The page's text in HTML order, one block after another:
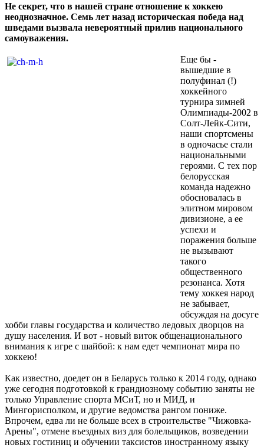
Не секрет, что в нашей стране отношение к хоккею
неоднозначное. Семь лет назад историческая победа над
шведами вызвала невероятный прилив национального
самоуважения.
Еще бы -
вышедшие в
полуфинал (!)
хоккейного
турнира зимней
Олимпиады-2002 в
Солт-Лейк-Сити,
наши спортсмены
в одночасье стали
национальными
героями. С тех пор
белорусская
команда надежно
обосновалась в
элитном мировом
дивизионе, а ее
успехи и
поражения больше
не вызывают
такого
общественного
резонанса. Хотя
тему хоккея народ
не забывает,
обсуждая на досуге
хобби главы государства и количество ледовых дворцов на
душу населения. И вот - новый виток общенационального
внимания к игре с шайбой: к нам едет чемпионат мира по
хоккею!
Как известно, доедет он в Беларусь только к 2014 году, однако
уже сегодня подготовкой к грандиозному событию заняты не
только Управление спорта МСиТ, но и МИД, и
Мингорисполком, и другие ведомства рангом пониже.
Впрочем, едва ли не больше всех в строительстве "Чижовка-
Арены", отмене въездных виз для болельщиков, возведении
новых гостиниц и обучении таксистов иностранному языку